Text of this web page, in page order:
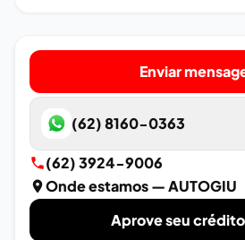
Enviar
(62) 8160-0363
(62) 3924-9006
Onde estamos— AUTOGIU
Aprove seu